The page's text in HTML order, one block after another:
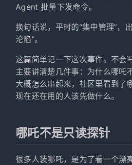
Agent 批量下发命令。
换句话说，平时的“集中管理”，
沦陷”。
这篇简单记一下这次事件。不会
主要讲清楚几件事：为什么哪吒
大概怎么串起来，社区里看到了
现在还在用的人该先做什么。
哪吒不是只读探针
很多人装哪吒，是为了看一个漂